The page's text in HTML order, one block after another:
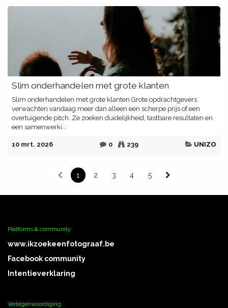
Slim onderhandelen met grote klanten
Slim onderhandelen met grote klanten Grote opdrachtgevers
verwachten vandaag meer dan alleen een scherpe prijs of een
overtuigende pitch. Ze zoeken duidelijkheid, tastbare resultaten en
een samenwerki...
10 mrt. 2026 0 239 UNIZO
1 2 3 4 5
Platforms & community
www.ikzoekeenfotograaf.be
Facebook community
Intentieverklaring
Vertegenwoordiging